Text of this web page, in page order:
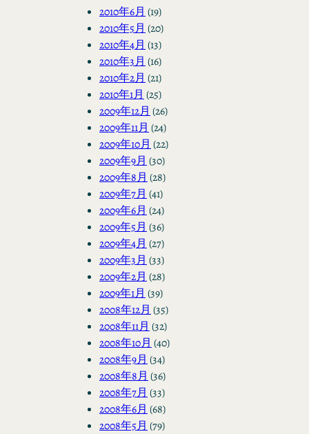
2010年6月 (19)
2010年5月 (20)
2010年4月 (13)
2010年3月 (16)
2010年2月 (21)
2010年1月 (25)
2009年12月 (26)
2009年11月 (24)
2009年10月 (22)
2009年9月 (30)
2009年8月 (28)
2009年7月 (41)
2009年6月 (24)
2009年5月 (36)
2009年4月 (27)
2009年3月 (33)
2009年2月 (28)
2009年1月 (39)
2008年12月 (35)
2008年11月 (32)
2008年10月 (40)
2008年9月 (34)
2008年8月 (36)
2008年7月 (33)
2008年6月 (68)
2008年5月 (79)